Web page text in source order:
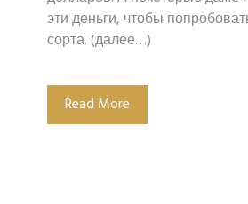
эти деньги, чтобы
сорта. (далее…)
Read More